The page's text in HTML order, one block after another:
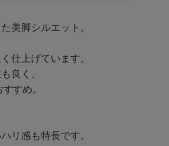
美脚シルエット。
仕上げています。
良く、
すめ。
リ感も特長です。